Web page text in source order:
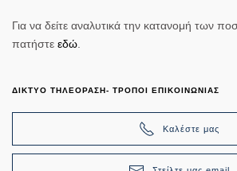
Για να δείτε αναλυτικά την κατανομή των
πατήστε εδώ
ΔΙΚΤΥΟ ΤΗΛΕΟΡΑΣΗ- ΤΡΟΠΟΙ ΕΠΙΚΟΙΝΩΝΙΑΣ
Καλέστε μας